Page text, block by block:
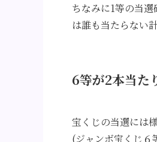
ちなみに1等の当
は誰も当たらない
6等が2本当た
宝くじの当選には
(ジャンボ宝くじ６